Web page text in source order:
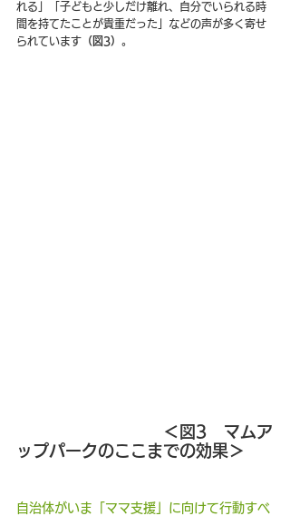
れる」「子どもと少しだけ離れ、自分でいられる時
間を持てたことが貴重だった」などの声が多く寄せ
られています （図3） 。
＜図3　マムア
ップパークのここまでの効果＞
自治体がいま「ママ支援」に向けて行動すべ